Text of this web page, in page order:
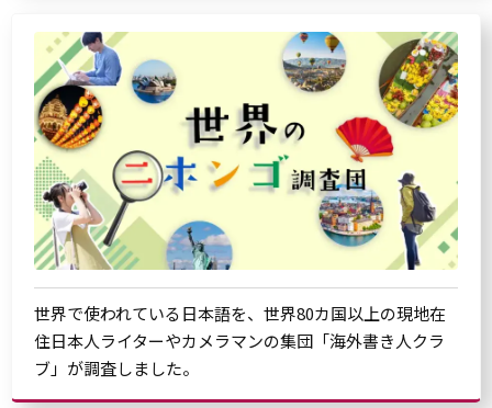
世界で使われている日本語を、世界80カ国以上の現地在
住日本人ライターやカメラマンの集団「海外書き人クラ
ブ」が調査しました。